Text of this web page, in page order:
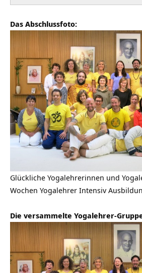
Das Abschlussfoto:
Glückliche Yogalehrerinnen und
Wochen Yogalehrer Intensiv
Die versammelte Yogalehrer-